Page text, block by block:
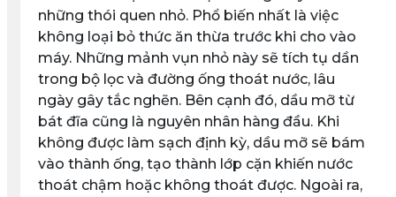
những thói quen nhỏ. Phổ biến nhất là việc
không loại bỏ thức ăn thừa trước khi cho vào
máy. Những mảnh vụn nhỏ này sẽ tích tụ dần
trong bộ lọc và đường ống thoát nước, lâu
ngày gây tắc nghẽn. Bên cạnh đó, dầu mỡ từ
bát đĩa cũng là nguyên nhân hàng đầu. Khi
không được làm sạch định kỳ, dầu mỡ sẽ bám
vào thành ống, tạo thành lớp cặn khiến nước
thoát chậm hoặc không thoát được. Ngoài ra,